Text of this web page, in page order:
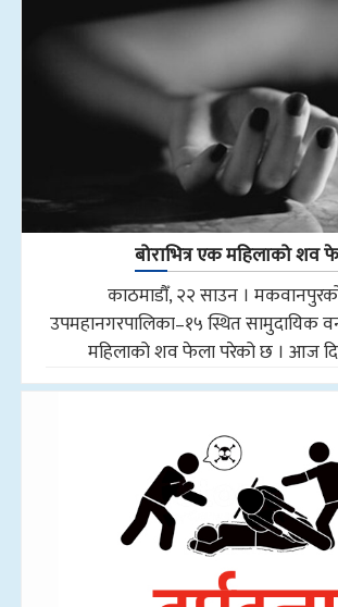
बोराभित्र एक महिलाको शव
काठमाडौँ, २२ साउन ।
उपमहानगरपालिका–१५ स्थित सामुदायिक वन
महिलाको शव फेला परेको छ । आज